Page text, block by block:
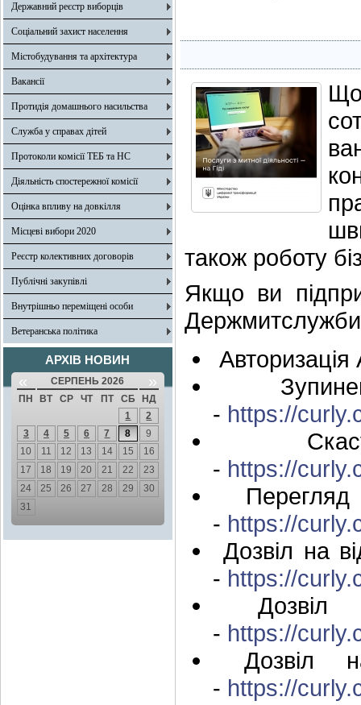
Державний реєстр виборців
Соціальний захист населення
Містобудування та архітектура
Вакансії
Протидія домашнього насильства
Служба у справах дітей
Протоколи комісії ТЕБ та НС
Діяльність спостережної комісії
Оцінка впливу на довкілля
Місцеві вибори 2020
Реєстр колективних договорів
Публічні закупівлі
Внутрішньо переміщені особи
Ветеранська політика
АРХІВ НОВИН
« СЕРПЕНЬ 2026 »
ПН ВТ СР ЧТ ПТ СБ
НД
1
2
3
4 5 6 7 8
9
10
11 12 13 14 15
16
17
18 19 20 21 22
23
24
25 26 27 28 29
30
31
також роботу
Якщо ви
Держмитслужби
- https://
- https://
Перегляд
- https://
Дозвіл на
- https://
Дозвіл
- https://
Дозвіл
- https://